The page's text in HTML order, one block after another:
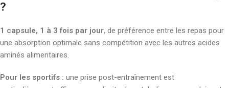
?
1 capsule, 1 à 3 fois par jour, de préférence entre les repas pour
une absorption optimale sans compétition avec les autres acides
aminés alimentaires.
Pour les sportifs : une prise post-entraînement est